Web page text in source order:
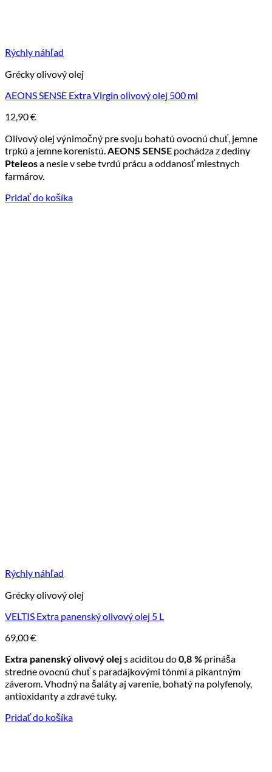
Rýchly náhľad
Grécky olivový olej
AEONS SENSE Extra Virgin olivový olej 500 ml
12,90€
Olivový olej výnimočný pre svoju bohatú ovocnú chuť, jemne
trpkú a jemne korenistú. AEONS SENSE pochádza z dediny
Pteleosa nesie v sebe tvrdú prácu a oddanosť miestnych
farmárov.
Pridať do košíka
Rýchly náhľad
Grécky olivový olej
VELTIS Extra panenský olivový olej 5 L
69,00€
Extra panenský olivový olejs aciditou do0,8 % prináša
stredne ovocnú chuť s paradajkovými tónmi a pikantným
záverom. Vhodný na šaláty aj varenie, bohatý na polyfenoly,
antioxidanty a zdravé tuky.
Pridať do košíka